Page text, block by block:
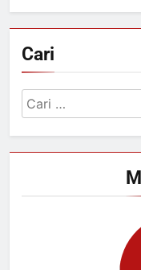
Cari
Cari
untuk: